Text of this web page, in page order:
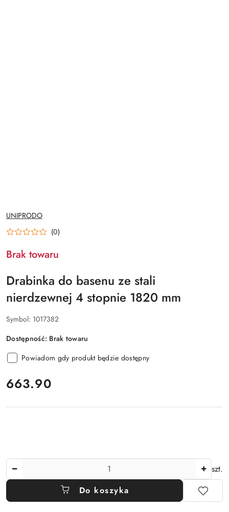
NAZWA
PRODUCENTA:
UNIPRODO
(0)
Brak towaru
Drabinka do basenu ze stali
nierdzewnej 4 stopnie 1820 mm
Symbol: 1017382
Dostępność: Brak towaru
Powiadom gdy produkt będzie dostępny
cena:
663.90
szt.
Do koszyka